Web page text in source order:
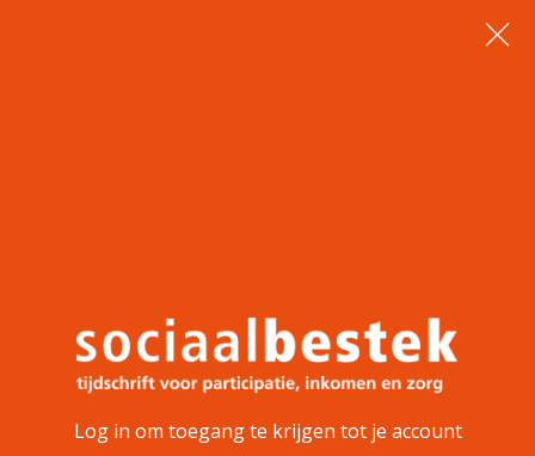
Log in om toegang te krijgen tot je account